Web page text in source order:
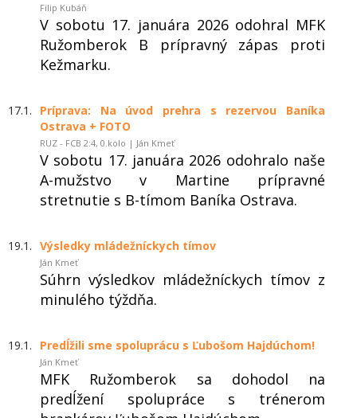
Filip Kubáň
V sobotu 17. januára 2026 odohral MFK
Ružomberok B prípravný zápas proti
Kežmarku.
17.1.
Príprava: Na úvod prehra s rezervou Baníka
Ostrava + FOTO
RUZ - FCB 2:4, 0.kolo | Ján Kmeť
V sobotu 17. januára 2026 odohralo naše
A-mužstvo v Martine prípravné
stretnutie s B-tímom Baníka Ostrava.
19.1. Výsledky mládežníckych tímov
Ján Kmeť
Súhrn výsledkov mládežníckych tímov z
minulého týždňa.
19.1. Predĺžili sme spoluprácu s Ľubošom Hajdúchom!
Ján Kmeť
MFK Ružomberok sa dohodol na
predĺžení spolupráce s trénerom